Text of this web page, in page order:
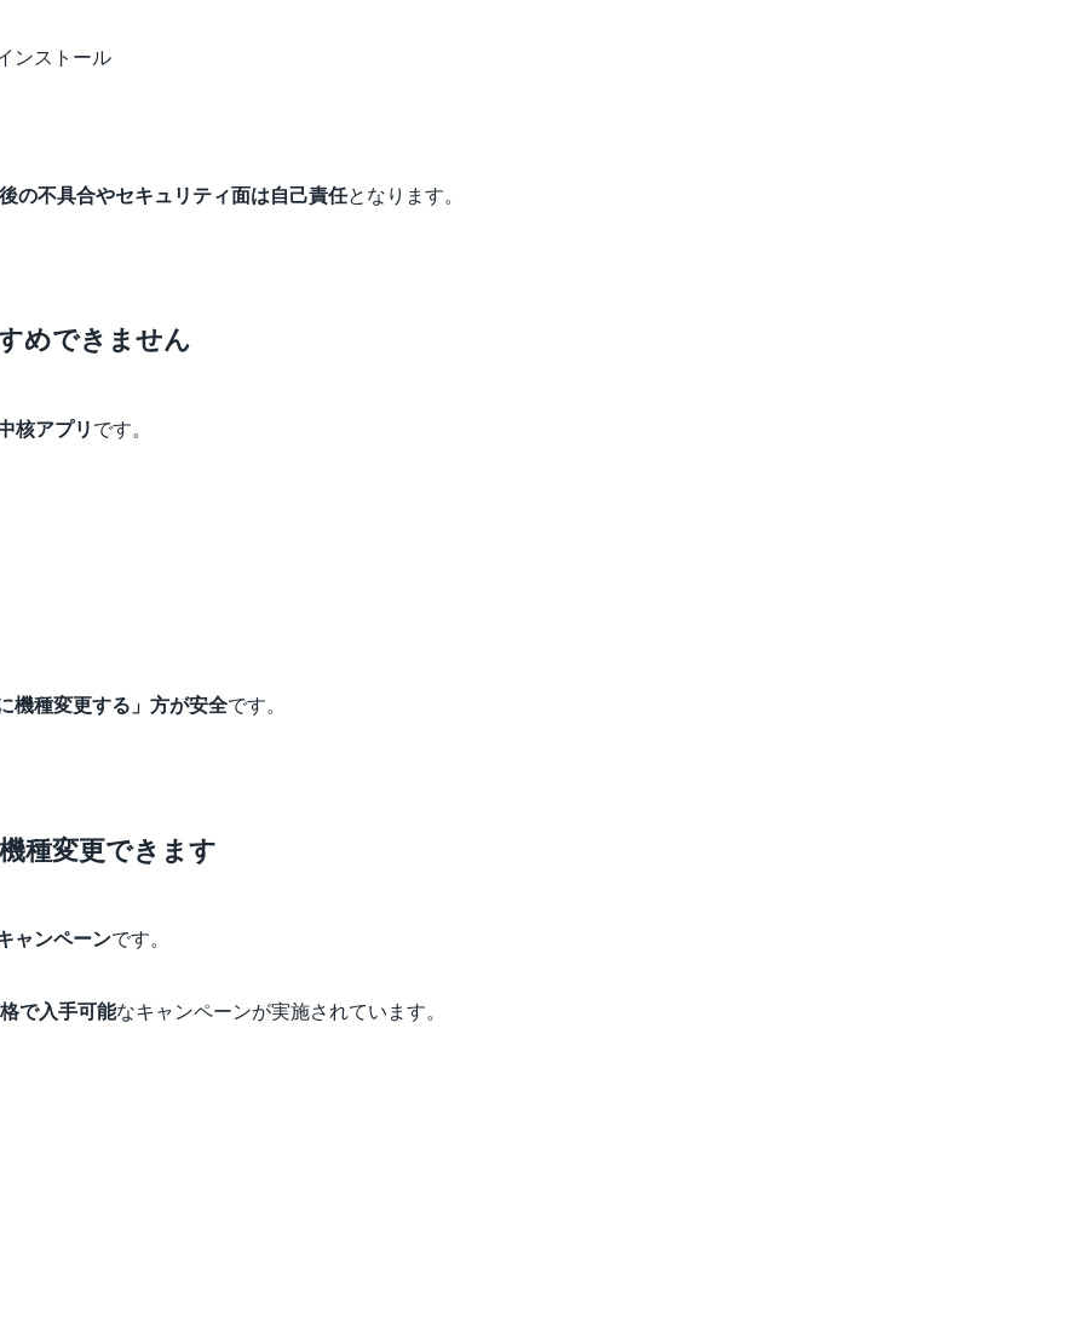
ンストール
の不具合やセキュリティ面は自己責任となります。
めできません
核アプリ です。
機種変更する」方が安全です。
種変更できます
ャンペーンです。
で入手可能なキャンペーンが実施されています。